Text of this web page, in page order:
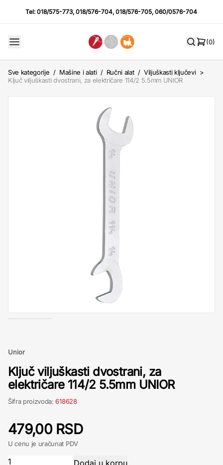
Tel:018/575-773,018/576-704,018/576-705,060/0576-704
(0)
Sve kategorije / Mašine i alati / Ručni alat / Viljuškasti ključevi >
Ključ viljuškasti dvostrani, za električare 114/2 5.5mm UNIOR
Unior
Ključ viljuškasti dvostrani, za
električare 114/2 5.5mm UNIOR
Šifra proizvoda:618628
479,00 RSD
U cenu je uračunat PDV